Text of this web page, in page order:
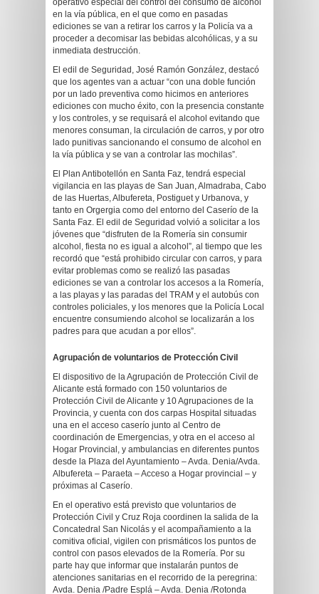
operativo especial del control del consumo de alcohol
en la vía pública, en el que como en pasadas
ediciones se van a retirar los carros y la Policía va a
proceder a decomisar las bebidas alcohólicas, y a su
inmediata destrucción.
El edil de Seguridad, José Ramón González, destacó
que los agentes van a actuar “con una doble función
por un lado preventiva como hicimos en anteriores
ediciones con mucho éxito, con la presencia constante
y los controles, y se requisará el alcohol evitando que
menores consuman, la circulación de carros, y por otro
lado punitivas sancionando el consumo de alcohol en
la vía pública y se van a controlar las mochilas”.
El Plan Antibotellón en Santa Faz, tendrá especial
vigilancia en las playas de San Juan, Almadraba, Cabo
de las Huertas, Albufereta, Postiguet y Urbanova, y
tanto en Orgergia como del entorno del Caserío de la
Santa Faz. El edil de Seguridad volvió a solicitar a los
jóvenes que “disfruten de la Romería sin consumir
alcohol, fiesta no es igual a alcohol”, al tiempo que les
recordó que “está prohibido circular con carros, y para
evitar problemas como se realizó las pasadas
ediciones se van a controlar los accesos a la Romería,
a las playas y las paradas del TRAM y el autobús con
controles policiales, y los menores que la Policía Local
encuentre consumiendo alcohol se localizarán a los
padres para que acudan a por ellos”.
Agrupación de voluntarios de Protección Civil
El dispositivo de la Agrupación de Protección Civil de
Alicante está formado con 150 voluntarios de
Protección Civil de Alicante y 10 Agrupaciones de la
Provincia, y cuenta con dos carpas Hospital situadas
una en el acceso caserío junto al Centro de
coordinación de Emergencias, y otra en el acceso al
Hogar Provincial, y ambulancias en diferentes puntos
desde la Plaza del Ayuntamiento – Avda. Denia/Avda.
Albufereta – Paraeta – Acceso a Hogar provincial – y
próximas al Caserío.
En el operativo está previsto que voluntarios de
Protección Civil y Cruz Roja coordinen la salida de la
Concatedral San Nicolás y el acompañamiento a la
comitiva oficial, vigilen con prismáticos los puntos de
control con pasos elevados de la Romería. Por su
parte hay que informar que instalarán puntos de
atenciones sanitarias en el recorrido de la peregrina:
Avda. Denia /Padre Esplá – Avda. Denia /Rotonda